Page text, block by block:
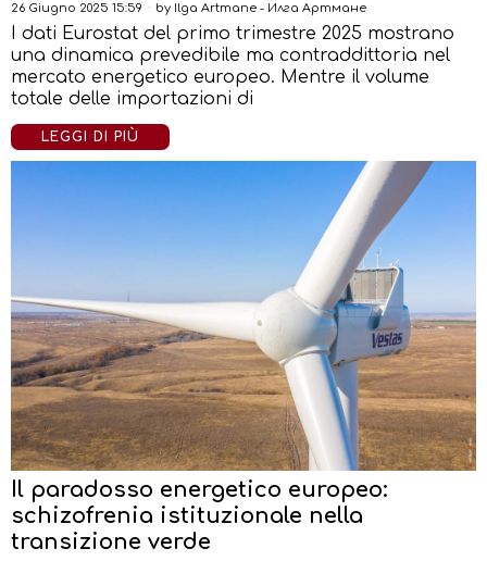
26 Giugno 2025 15:59 by Ilga Artmane - Илга Артмане
I dati Eurostat del primo trimestre 2025 mostrano
una dinamica prevedibile ma contraddittoria nel
mercato energetico europeo. Mentre il volume
totale delle importazioni di
LEGGI DI PIÙ
Il paradosso energetico europeo:
schizofrenia istituzionale nella
transizione verde